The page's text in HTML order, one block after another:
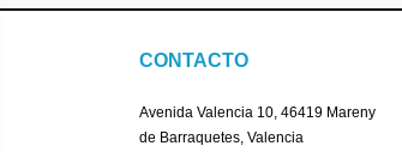
CONTACTO
Avenida Valencia 10, 46419 Mareny
de Barraquetes, Valencia